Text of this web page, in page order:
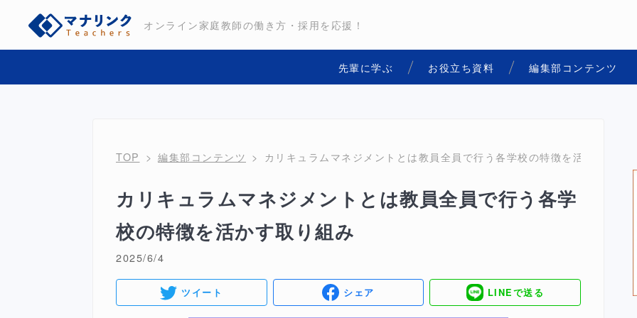
オンライン家庭教師の働き方・採用を応援！
先輩に学ぶ お役立ち資料 編集部コンテンツ
TOP 編集部コンテンツ カリキュラムマネジメントとは教員全員で行う各学校の特徴を活かす取り
カリキュラムマネジメントとは教員全員で行う各学
校の特徴を活かす取り組み
2025/6/4
ツイート シェア LINEで送る